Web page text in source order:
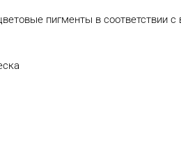
пигменты в соответствии